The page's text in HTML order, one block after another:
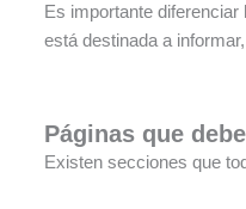
Es importante
está destinada a
Páginas que
Existen secciones que